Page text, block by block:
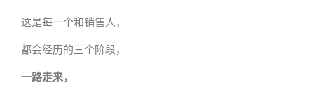
这是每一个和销售人，
都会经历的三个阶段，
一路走来，